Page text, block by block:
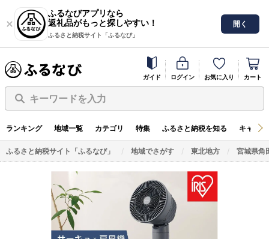
ふるなびアプリなら
返礼品がもっと探しやすい！
ふるさと納税サイト「ふるなび」
開く
ガイド ログイン お気に入り カート
キーワードを入力
ランキング 地域一覧 カテゴリ 特集 ふるさと納税を知る キャン
ふるさと納税サイト「ふるなび」 地域でさがす 東北地方 宮城県角